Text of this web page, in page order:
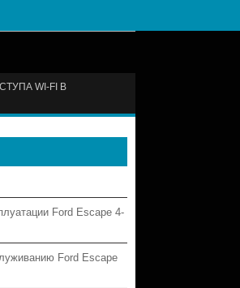
WI-FI В
Ford Escape 4-
Ford Escape